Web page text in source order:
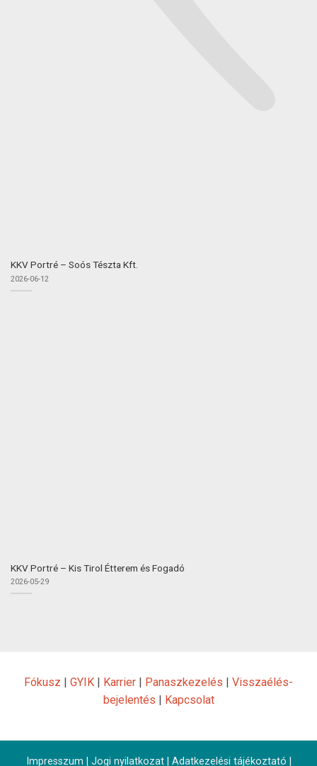
KKV Portré – Soós Tészta Kft.
2026-06-12
KKV Portré – Kis Tirol Étterem és Fogadó
2026-05-29
Fókusz GYIK Karrier Panaszkezelés
Visszaélés-
bejelentés
Kapcsolat
Impresszum Jogi nyilatkozat| Adatkezelési tájékoztató